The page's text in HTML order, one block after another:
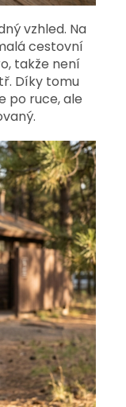
vzhled. Na
cestovní
takže není
Díky tomu
po ruce, ale